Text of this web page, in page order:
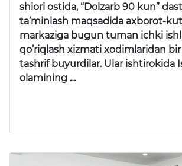
shiori ostida, “Dolzarb 90 kun”
ta’minlash maqsadida axborot-
markaziga bugun tuman ichki
qo’riqlash xizmati xodimlaridan
tashrif buyurdilar. Ular ishtirokida
olamining …